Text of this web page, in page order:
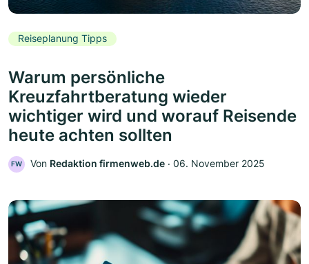
Reiseplanung Tipps
Warum persönliche
Kreuzfahrtberatung wieder
wichtiger wird und worauf Reisende
heute achten sollten
FW Von Redaktion firmenweb.de ‧ 06. November 2025